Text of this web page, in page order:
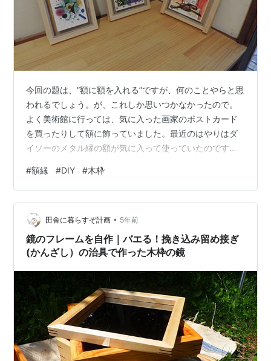
今回の題は、”額に額を入れる”ですが、何のことやらと思
われるでしょう。が、これしか思いつかなかったので。
よく美術館に行っては、気に入った画家のポストカード
を買ったりして額に飾っていました。最近のはやりはダ
イソーのメタル縁の額が気に入って使っていたのです
た。 ということで、有り合わせの角材と合板を使って、
これらの額を差し込んで使えるような木製のしゃれた額
縁を作ることにしました。 材料は角材１８㎜と１４㎜の
桧。裏板は在庫のシナ合板です。 額となると精度がいる
ので、まずはカット用の治具を作ります。そのふちに合
わせてノコを当てて切ると、直角と寸法の精度…
#額縁 #DIY #木枠
田舎に暮らすぞ計画 • 5年前
鏡のフレームを自作｜バエる！挽き込み留め接ぎ
(かんざし）の治具で作った木枠の鏡